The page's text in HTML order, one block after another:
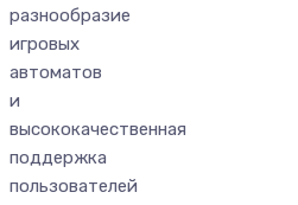
разнообразие
игровых
автоматов
и
высококачественная
поддержка
пользователей